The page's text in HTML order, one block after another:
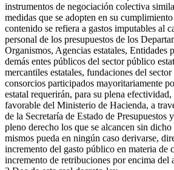
instrumentos de negociación colectiva
medidas que se adopten en su
contenido se refiera a gastos imputables al
personal de los presupuestos de los
Organismos, Agencias estatales, Entidades
demás entes públicos del sector público
mercantiles estatales, fundaciones del
consorcios participados mayoritariamente
estatal requerirán, para su plena
favorable del Ministerio de Hacienda, a
de la Secretaría de Estado de Presupuestos
pleno derecho los que se alcancen sin
mismos pueda en ningún caso derivarse,
incremento del gasto público en materia de
incremento de retribuciones por encima del